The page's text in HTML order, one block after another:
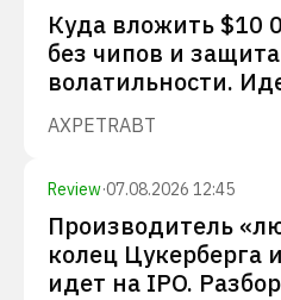
Куда вложить $10
без чипов и
волатильности.
AXPETRABT
Review·07.08.2026 12:45
Производитель
колец Цукерберга
идет на IPO. Разбор